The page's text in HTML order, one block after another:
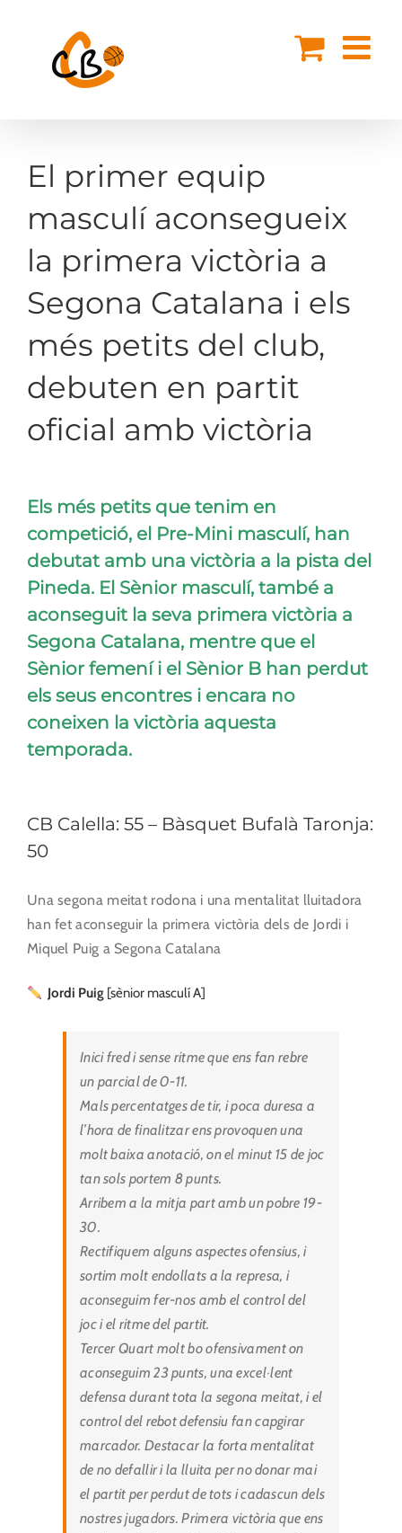
El primer equip
masculí aconsegueix
la primera victòria a
Segona Catalana i els
més petits del club,
debuten en partit
oficial amb victòria
Els més petits que tenim en
competició, el Pre-Mini masculí, han
debutat amb una victòria a la pista del
Pineda. El Sènior masculí, també a
aconseguit la seva primera victòria a
Segona Catalana, mentre que el
Sènior femení i el Sènior B han perdut
els seus encontres i encara no
coneixen la victòria aquesta
temporada.
CB Calella: 55 – Bàsquet Bufalà Taronja:
50
Una segona meitat rodona i una mentalitat lluitadora
han fet aconseguir la primera victòria dels de Jordi i
Miquel Puig a Segona Catalana
Jordi Puig [sènior masculí A]
Inici fred i sense ritme que ens fan rebre
un parcial de 0-11.
Mals percentatges de tir, i poca duresa a
l’hora de finalitzar ens provoquen una
molt baixa anotació, on el minut 15 de joc
tan sols portem 8 punts.
Arribem a la mitja part amb un pobre 19-
30.
Rectifiquem alguns aspectes ofensius, i
sortim molt endollats a la represa, i
aconseguim fer-nos amb el control del
joc i el ritme del partit.
Tercer Quart molt bo ofensivament on
aconseguim 23 punts, una excel·lent
defensa durant tota la segona meitat, i el
control del rebot defensiu fan capgirar
marcador. Destacar la forta mentalitat
de no defallir i la lluita per no donar mai
el partit per perdut de tots i cadascun dels
nostres jugadors.Primera victòria que ens